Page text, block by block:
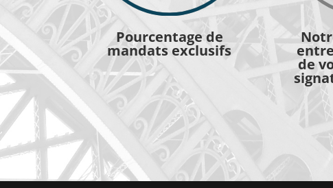
Pourcentage de
mandats exclusifs
de